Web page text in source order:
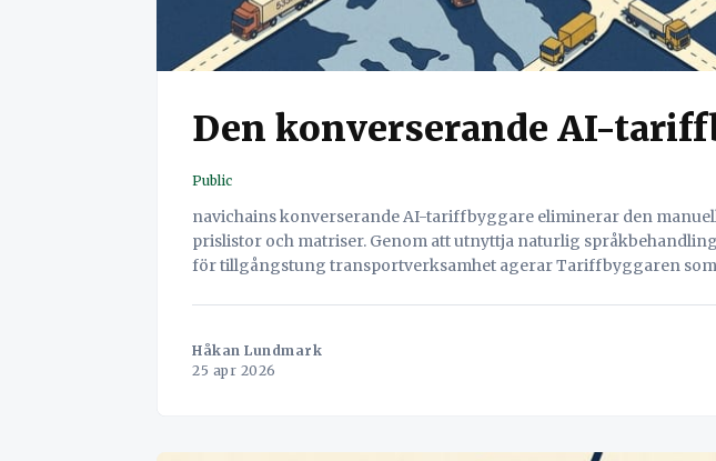
Den konverserande AI-
Public
navichains konverserande AI-tariffbyggare eliminerar den
prislistor och matriser. Genom att utnyttja naturlig
för tillgångstung transportverksamhet agerar Tariffbyggaren
Håkan Lundmark
25 apr 2026